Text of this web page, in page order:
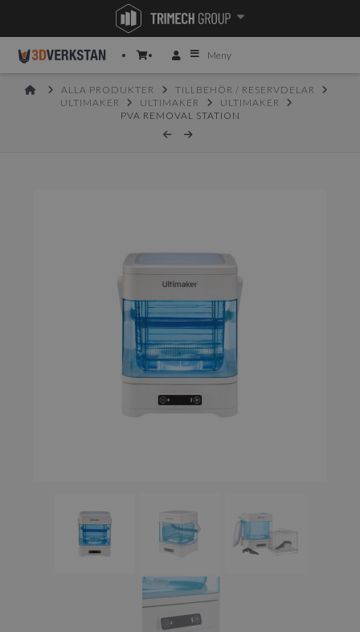
Meny
HOMEALLA PRODUKTER
TILLBEHÖR / RESERVDELAR
ULTIMAKER
ULTIMAKER
ULTIMAKER
PVA REMOVAL STATION